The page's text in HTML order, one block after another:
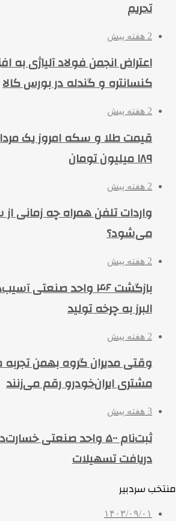
تحریم
2 هفته پیش
اعتراض انجمن فولاد آلیاژی به
کنسانتره و گندله در بورس کالا
2 هفته پیش
قیمت طلا و سکه امروز یک
۱۸۹ میلیون تومان
2 هفته پیش
واردات تلفن همراه چه زمانی
می‌شود؟
2 هفته پیش
بازگشت ۴۶ واحد صنعتی
البرز به چرخه تولید
2 هفته پیش
وقتی مدیران گروه بهمن
مشتری ایران‌خودرو رقم می‌زنند
3 هفته پیش
ثبت‌نام ۵۰۰ واحد صنعتی
دریافت تسهیلات
منتخب سردبیر
۱۴۰۳/۰۹/۰۱